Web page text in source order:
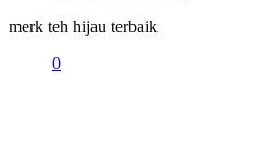
merk teh hijau terbaik
0